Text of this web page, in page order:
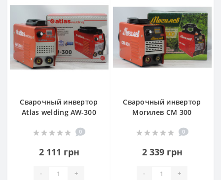
Сварочный инвертор
Atlas welding AW-300
0
2 111 грн
- +
Сварочный инвертор
Могилев СМ 300
0
2 339 грн
- +